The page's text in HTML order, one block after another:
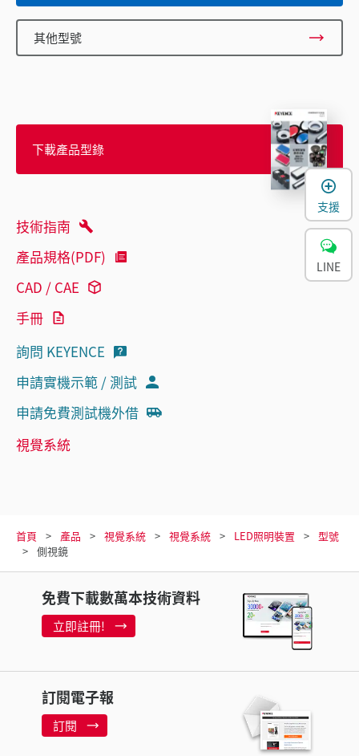
其他型號
下載產品型錄
技術指南
產品規格(PDF)
CAD / CAE
手冊
詢問 KEYENCE
申請實機示範 / 測試
申請免費測試機外借
視覺系統
首頁 產品 視覺系統 視覺系統 LED照明裝置
型號
側視鏡
免費下載數萬本技術資料
立即註冊!
訂閱電子報
訂閱
支援
LINE